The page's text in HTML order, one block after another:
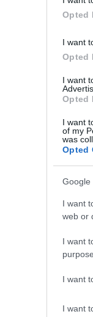
Opted
I want
Opted
I want
Opted
I want
of my
was
Opted
Google
I want
web or
I want
I want
I want
két
Panka eltűnt Bor